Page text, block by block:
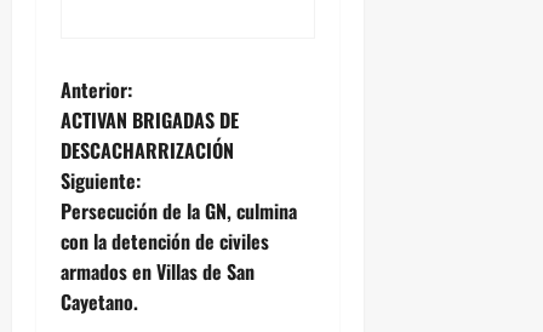
N
a
v
e
g
Anterior:
ACTIVAN BRIGADAS DE
DESCACHARRIZACIÓN
Siguiente:
Persecución de la GN, culmina
con la detención de civiles
armados en Villas de San
Cayetano.